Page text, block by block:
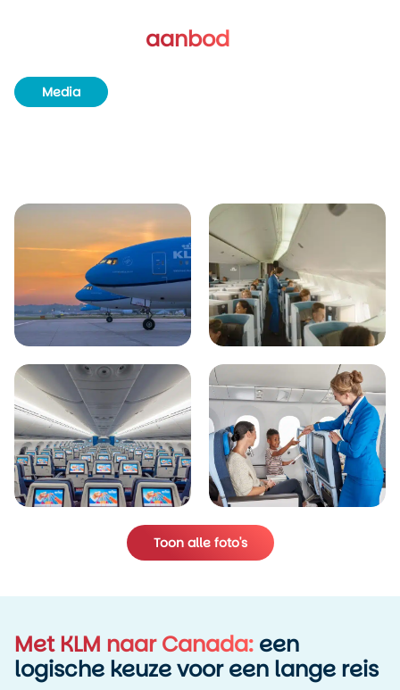
aanbod
Media
Toon alle foto's
Met KLM naar Canada: een
logische keuze voor een lange reis